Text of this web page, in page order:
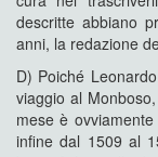
descritte abbiano
anni, la redazione
D) Poiché
viaggio al
mese è
infine dal 1509 al